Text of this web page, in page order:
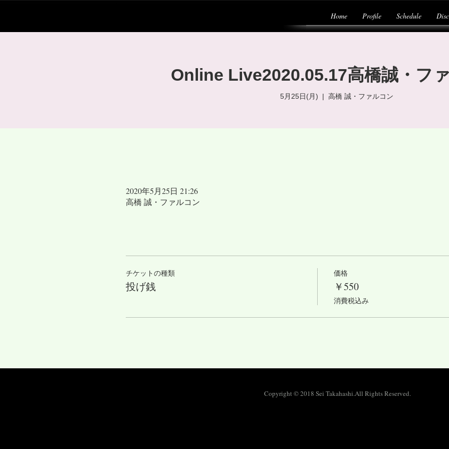
Home Profile Schedule
Online Live2020.05.17高橋誠・フ
5月25日(月)
  |
高橋 誠・ファルコン
2020年5月25日 21:26
高橋 誠・ファルコン
チケットの種類
投げ銭
価格
￥550
消費税込み
Copyright © 2018 Sei Takahashi.All Rights Reserved.